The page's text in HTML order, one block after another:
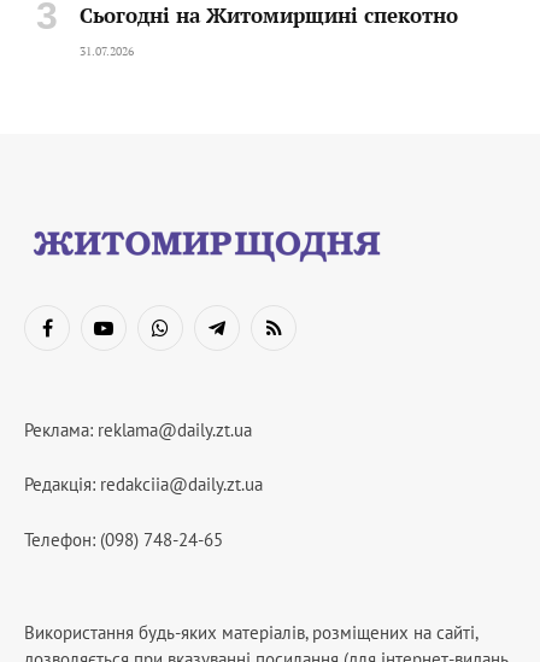
Сьогодні на Житомирщині спекотно
31.07.2026
FacebookYouTubeWhatsAppTelegramRSS
Реклама: reklama@daily.zt.ua
Редакція: redakciia@daily.zt.ua
Телефон: (098) 748-24-65
Використання будь-яких матеріалів, розміщених на сайті,